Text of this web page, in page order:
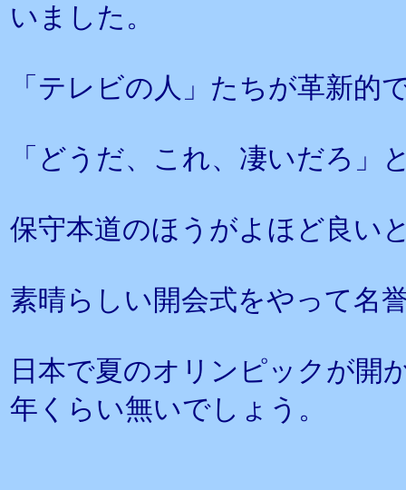
いました。
「テレビの人」たちが革新的
「どうだ、これ、凄いだろ」
保守本道のほうがよほど良い
素晴らしい開会式をやって名
日本で夏のオリンピックが開
年くらい無いでしょう。